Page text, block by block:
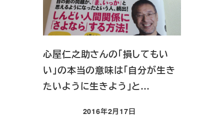
心屋仁之助さんの「損してもい
い」の本当の意味は「自分が生き
たいように生きよう」と…
投稿日
2016年2月17日